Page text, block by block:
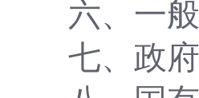
六、一
七、政